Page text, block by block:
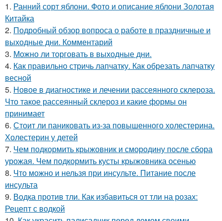
1. Ранний сорт яблони. Фото и описание яблони Золотая
Китайка
2. Подробный обзор вопроса о работе в праздничные и
выходные дни. Комментарий
3. Можно ли торговать в выходные дни.
4. Как правильно стричь лапчатку. Как обрезать лапчатку
весной
5. Новое в диагностике и лечении рассеянного склероза.
Что такое рассеянный склероз и какие формы он
принимает
6. Стоит ли паниковать из-за повышенного холестерина.
Холестерин у детей
7. Чем подкормить крыжовник и смородину после сбора
урожая. Чем подкормить кусты крыжовника осенью
8. Что можно и нельзя при инсульте. Питание после
инсульта
9. Водка против тли. Как избавиться от тли на розах:
Рецепт с водкой